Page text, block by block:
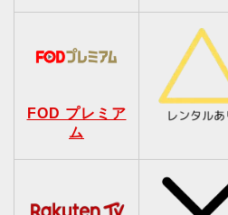
FOD プレミア
ム